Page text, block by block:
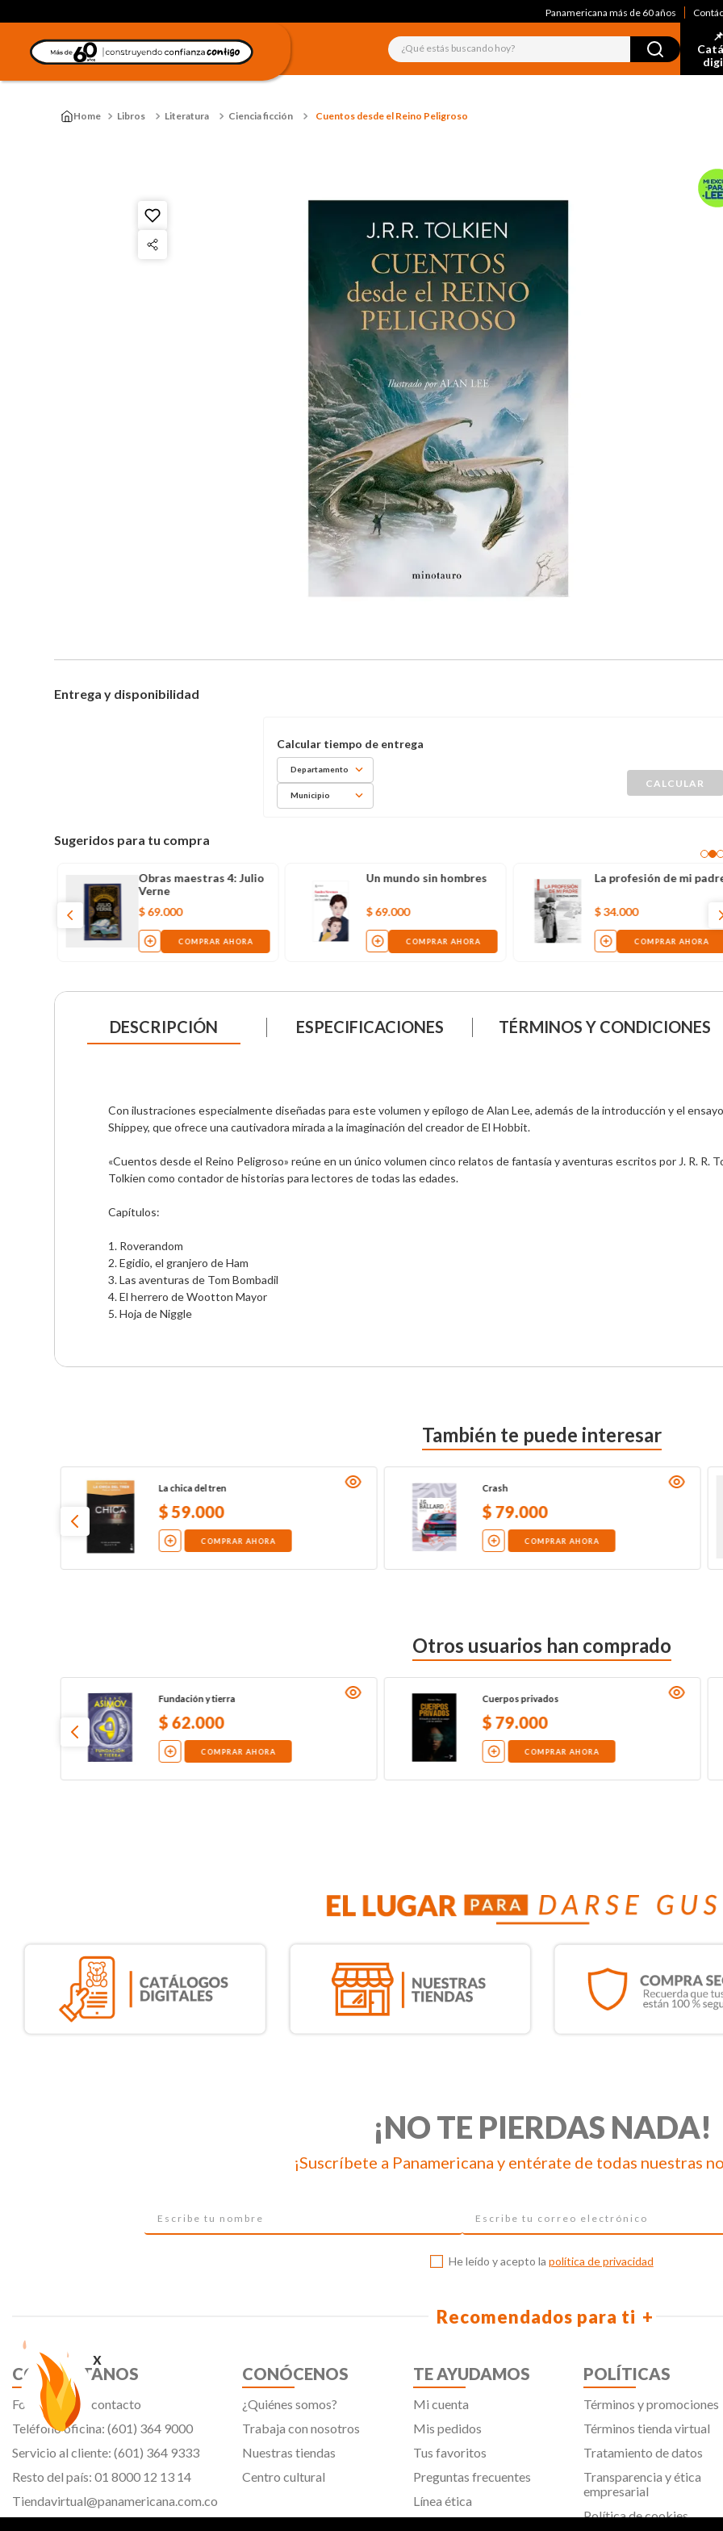
x
Panamericana más de 60 años
¿Qué estás buscando hoy?
Libros Literatura Ciencia ficción Cuentos desde el Reino Peligroso
Entrega y disponibilidad
Departamento
Municipio
Sugeridos para tu compra
Obras maestras 4: Julio
Verne
$69.000
COMPRAR AHORA
Un mundo sin hombres
$69.000
COMPRAR AHORA
La profesión de mi
$ 34.000
COMPRAR AHORA
DESCRIPCIÓN ESPECIFICACIONES TÉRMINOS Y CONDICIONES
Con ilustraciones especialmente diseñadas para este volumen y epílogo de Alan Lee, además de la introducción y el
Shippey, que ofrece una cautivadora mirada a la imaginación del creador de El Hobbit.
«Cuentos desde el Reino Peligroso» reúne en un único volumen cinco relatos de fantasía y aventuras escritos por J. R. R.
Tolkien como contador de historias para lectores de todas las edades.
Capítulos:
1. Roverandom
2. Egidio, el granjero de Ham
3. Las aventuras de Tom Bombadil
4. El herrero de Wootton Mayor
5. Hoja de Niggle
También te puede interesar
La chica del tren
$59.000
COMPRAR AHORA
Crash
$79.000
COMPRAR AHORA
Otros usuarios han comprado
Fundación y tierra
$62.000
COMPRAR AHORA
Cuerpos privados
$79.000
COMPRAR AHORA
¡NO TE PIERDAS NADA!
¡Suscríbete a Panamericana y entérate de todas nuestras
He leído y acepto la política de privacidad
Recomendados para ti
CONTÁCTANOS
Formulario de contacto
Teléfono oficina: (601) 364 9000
Servicio al cliente: (601) 364 9333
Resto del país: 01 8000 12 13 14
Tiendavirtual@panamericana.com.co
CONÓCENOS
¿Quiénes somos?
Trabaja con nosotros
Nuestras tiendas
Centro cultural
TE AYUDAMOS
Mi cuenta
Mis pedidos
Tus favoritos
Preguntas frecuentes
Línea ética
POLÍTICAS
Términos y promociones
Términos tienda virtual
Tratamiento de datos
Transparencia y ética
empresarial
Política de cookies